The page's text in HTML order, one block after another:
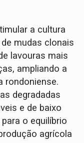
a cultura
mudas clonais
lavouras mais
ampliando a
rondoniense.
degradadas
e de baixo
o equilíbrio
agrícola